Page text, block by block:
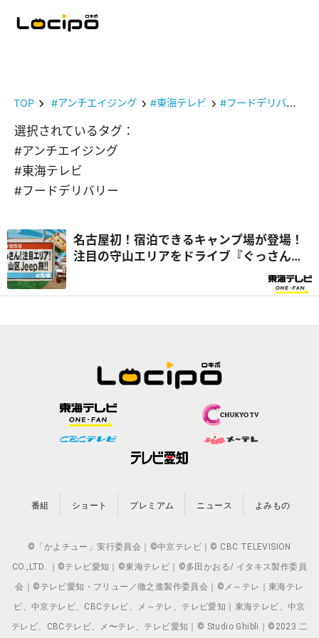
TOP #アンチエイジング #東海テレビ #フードデリバリー
選択されているタグ：
#アンチエイジング
#東海テレビ
#フードデリバリー
名古屋初！宿泊できるキャンプ場が登場！
注目の守山エリアをドライブ『ぐっさん
番組 ショート プレミアム ニュース よみもの
©「かよチュー」実行委員会｜©中京テレビ｜© CBC TELEVISION
CO.,LTD. ｜©テレビ愛知｜©東海テレビ｜©多田かおる/ イタキス製作委員
会｜©テレビ愛知・フリュー／徹之進製作委員会｜©メ～テレ｜東海テレ
ビ、中京テレビ、CBCテレビ、メ～テレ、テレビ愛知｜東海テレビ、中京
テレビ、CBCテレビ、メ〜テレ、テレビ愛知｜© Studio Ghibli｜©2023 二